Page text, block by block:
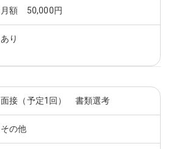
月額 50,000円
あり
面接（予定1回） 書類選考
その他